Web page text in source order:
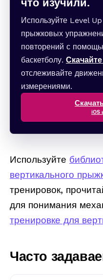
Используйте Level
прыжковых
повторений с
баскетболу.
отслеживайте
измерениями.
iOS
Используйте
вертикального
тренировок,
для понимания
тренировке для
Часто